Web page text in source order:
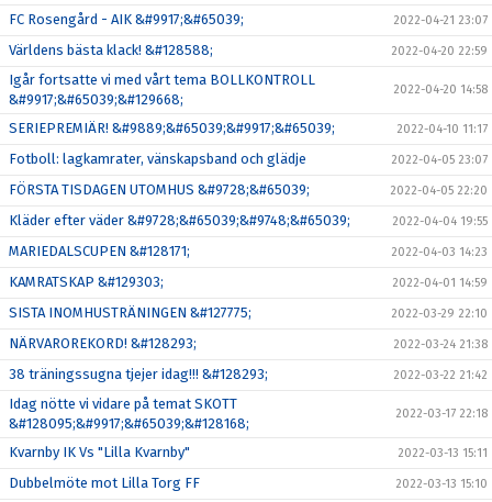
FC Rosengård - AIK &#9917;&#65039; 2022-04-21 23:07
Världens bästa klack! &#128588; 2022-04-20 22:59
Igår fortsatte vi med vårt tema BOLLKONTROLL
&#9917;&#65039;&#129668;
2022-04-20 14:58
SERIEPREMIÄR! &#9889;&#65039;&#9917;&#65039; 2022-04-10 11:17
Fotboll: lagkamrater, vänskapsband och glädje 2022-04-05 23:07
FÖRSTA TISDAGEN UTOMHUS &#9728;&#65039; 2022-04-05 22:20
Kläder efter väder &#9728;&#65039;&#9748;&#65039; 2022-04-04 19:55
MARIEDALSCUPEN &#128171; 2022-04-03 14:23
KAMRATSKAP &#129303; 2022-04-01 14:59
SISTA INOMHUSTRÄNINGEN &#127775; 2022-03-29 22:10
NÄRVAROREKORD! &#128293; 2022-03-24 21:38
38 träningssugna tjejer idag!!! &#128293; 2022-03-22 21:42
Idag nötte vi vidare på temat SKOTT
&#128095;&#9917;&#65039;&#128168;
2022-03-17 22:18
Kvarnby IK Vs "Lilla Kvarnby" 2022-03-13 15:11
Dubbelmöte mot Lilla Torg FF 2022-03-13 15:10